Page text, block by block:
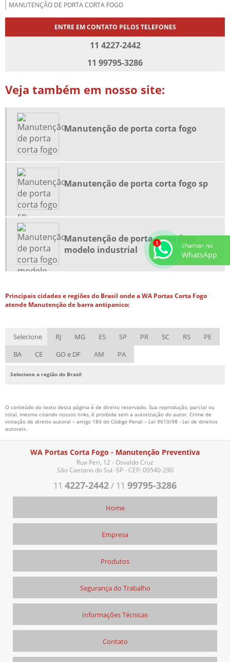
MANUTENÇÃO DE PORTA CORTA FOGO
MANUTENÇÃO DE PORTA CORTA FOGO SP
MOLA PARA PORTA CORTA FOG
PORTA CORTA FOGO ACÚSTICA
PORTA CORTA FOGO COM BARRA ANTIPANICO
PORTA CORTA FOGO DE CORRER
PORTA CORTA FOGO DUAS FOLHAS
PORTA CORTA FOGO DUPLA PREÇO
PORTA CORTA FOGO EM SP
PORTA CORTA FOGO INSTALAÇÃO
PORTA CORTA FOGO LEVE
PORTA CORTA FOGO NO ABC
PORTA CORTA FOGO PREÇO
TRINCO PORTA CORTA FOGO
ENTRE EM CONTATO PELOS TELEFONES
11 4227-2442
11 99795-3286
Veja também em nosso site:
Manutenção de porta corta fogo
Manutenção de porta corta fogo sp
Manutenção de porta corta fogo
modelo industrial
Principais cidades e regiões do Brasil onde a WA Portas Corta Fogo
atende Manutenção de barra antipanico:
Selecione RJ MG ES SP PR SC RS
PE
BA
CE GO e DF AM PA
Selecione a região do Brasil
O conteúdo do texto desta página é de direito reservado. Sua reprodução, parcial ou
total, mesmo citando nossos links, é proibida sem a autorização do autor. Crime de
violação de direito autoral – artigo 184 do Código Penal – Lei 9610/98 - Lei de direitos
autorais.
WA Portas Corta Fogo - Manutenção Preventiva
Rua Peri, 12 - Osvaldo Cruz
São Caetano do Sul -SP - CEP: 09540-290
11 4227-2442/ 11 99795-3286
Home
Empresa
Produtos
Segurança do Trabalho
Informações Técnicas
Contato
chamar no
WhatsApp